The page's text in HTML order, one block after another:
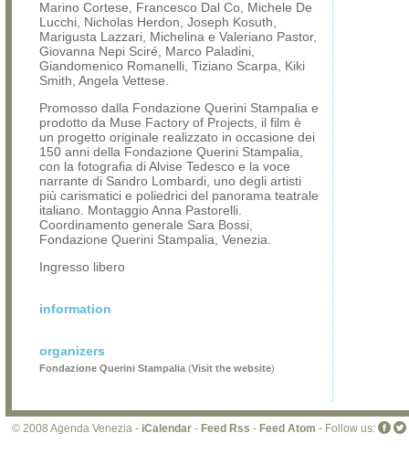
Marino Cortese, Francesco Dal Co, Michele De
Lucchi, Nicholas Herdon, Joseph Kosuth,
Marigusta Lazzari, Michelina e Valeriano Pastor,
Giovanna Nepi Sciré, Marco Paladini,
Giandomenico Romanelli, Tiziano Scarpa, Kiki
Smith, Angela Vettese.
Promosso dalla Fondazione Querini Stampalia e
prodotto da Muse Factory of Projects, il film è
un progetto originale realizzato in occasione dei
150 anni della Fondazione Querini Stampalia,
con la fotografia di Alvise Tedesco e la voce
narrante di Sandro Lombardi, uno degli artisti
più carismatici e poliedrici del panorama teatrale
italiano. Montaggio Anna Pastorelli.
Coordinamento generale Sara Bossi,
Fondazione Querini Stampalia, Venezia.
Ingresso libero
information
organizers
Fondazione Querini Stampalia (Visit the website)
© 2008 Agenda Venezia - iCalendar - Feed Rss - Feed Atom - Follow us: